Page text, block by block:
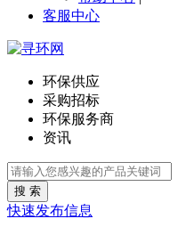
客服中心
环保供应
采购招标
环保服务商
资讯
搜 索
快速发布信息